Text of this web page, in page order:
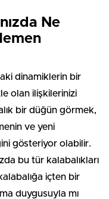
Ne
dinamiklerin bir
olan ilişkilerinizi
bir düğün görmek,
ve yeni
gösteriyor olabilir.
bu tür kalabalıkları
içten bir
duygusuyla mı